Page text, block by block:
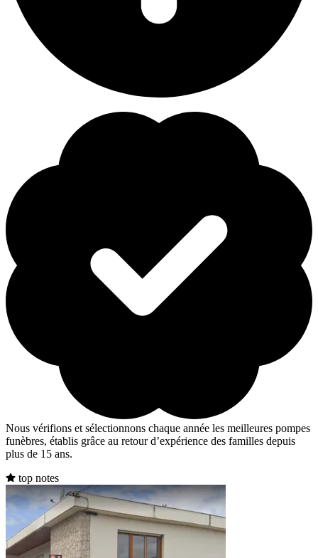
Nous vérifions et sélectionnons chaque année les meilleures pompes
funèbres, établis grâce au retour d’expérience des familles depuis
plus de 15 ans.
top notes